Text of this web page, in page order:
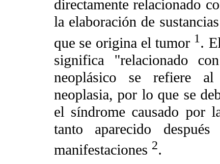
directamente relacionado
la elaboración de
que se origina el tumor 1 .
significa "relacionado
neoplásico se refiere al
neoplasia, por lo que se
el síndrome causado por
tanto aparecido
manifestaciones 2.